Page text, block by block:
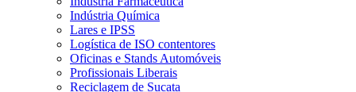
Indústria Química
Lares e IPSS
Logística de ISO contentores
Oficinas e Stands Automóveis
Profissionais Liberais
Reciclagem de Sucata